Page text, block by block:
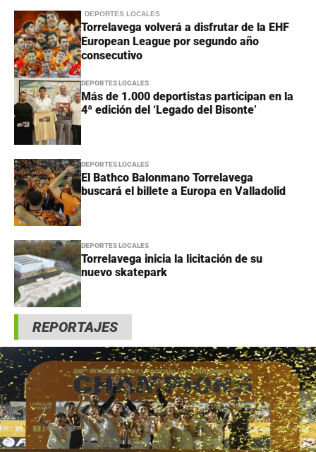
DEPORTES LOCALES
Torrelavega volverá a disfrutar de la EHF
European League por segundo año
consecutivo
DEPORTES LOCALES
Más de 1.000 deportistas participan en la
4ª edición del ‘Legado del Bisonte’
DEPORTES LOCALES
El Bathco Balonmano Torrelavega
buscará el billete a Europa en Valladolid
DEPORTES LOCALES
Torrelavega inicia la licitación de su
nuevo skatepark
REPORTAJES